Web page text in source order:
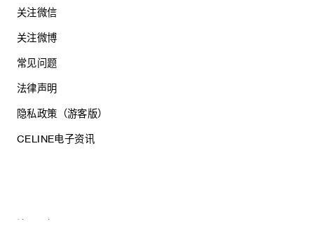
关注微信
关注微博
常见问题
法律声明
隐私政策（游客版）
CELINE电子资讯